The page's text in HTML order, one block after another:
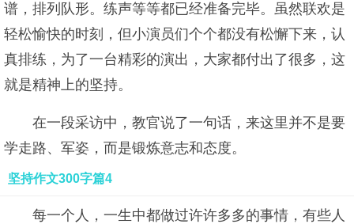
谱，排列队形。练声等等都已经准备完毕。虽然联欢是
轻松愉快的时刻，但小演员们个个都没有松懈下来，认
真排练，为了一台精彩的演出，大家都付出了很多，这
就是精神上的坚持。
在一段采访中，教官说了一句话，来这里并不是要
学走路、军姿，而是锻炼意志和态度。
坚持作文300字篇4
每一个人，一生中都做过许许多多的事情，有些人